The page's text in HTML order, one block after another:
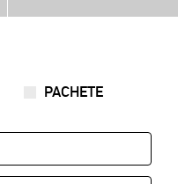
PACHETE